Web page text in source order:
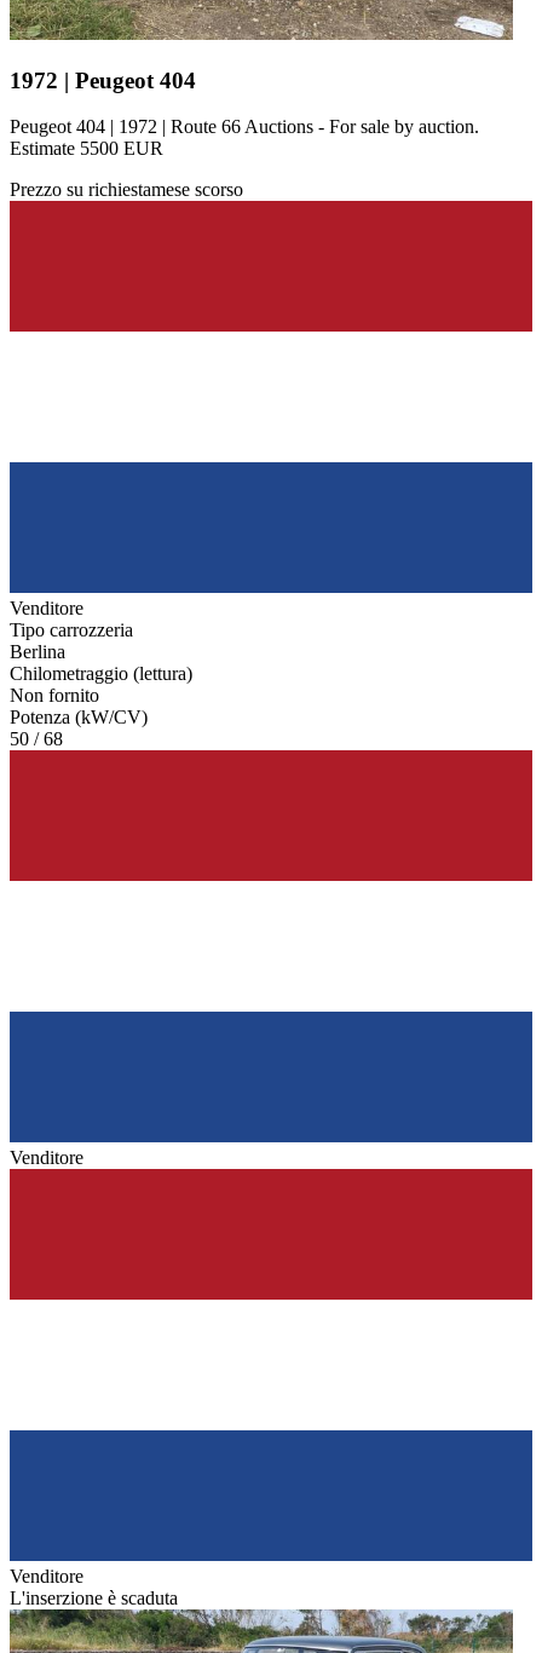
1972 | Peugeot 404
Peugeot 404 | 1972 | Route 66 Auctions - For sale by auction.
Estimate 5500 EUR
Prezzo su richiestamese scorso
Venditore
Tipo carrozzeria
Berlina
Chilometraggio (lettura)
Non fornito
Potenza (kW/CV)
50 / 68
Venditore
Venditore
L'inserzione è scaduta